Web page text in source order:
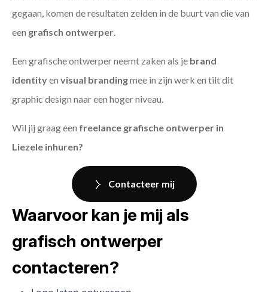
gegaan, komen de resultaten zelden in de buurt van die van
een grafisch ontwerper
Een grafische ontwerper neemt zaken als je brand
identityen visual brandingmee in zijn werk en tilt dit
graphic design naar een hoger niveau.
Wil jij graag een freelance grafische ontwerper in
Liezele inhuren?
Contacteer mij
Waarvoor kan je mij als
grafisch ontwerper
contacteren?